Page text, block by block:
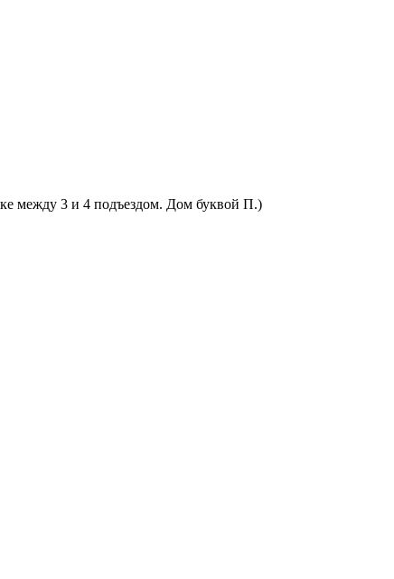
между 3 и 4 подъездом. Дом буквой П.)